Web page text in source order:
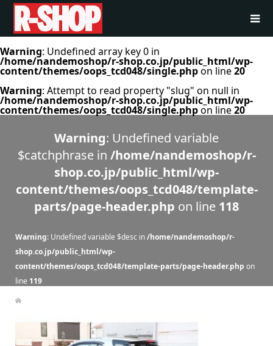
Warning: Undefined array key 0 in
/home/nandemoshop/r-shop.co.jp/public_html/wp-
content/themes/oops_tcd048/single.phpon line20
Warning: Attempt to read property "slug" on null in
/home/nandemoshop/r-shop.co.jp/public_html/wp-
content/themes/oops_tcd048/single.phpon line20
Warning: Undefined variable
$catchphrase in /home/nandemoshop/r-
shop.co.jp/public_html/wp-
content/themes/oops_tcd048/template-
parts/page-header.php on line 118
Warning: Undefined variable $desc in/home/nandemoshop/r-
shop.co.jp/public_html/wp-
content/themes/oops_tcd048/template-parts/page-header.php on
line 119